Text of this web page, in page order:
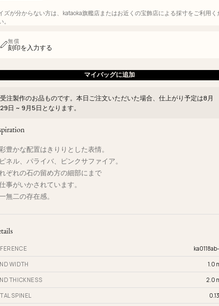
ズが分からない方は、kataoka旗艦店またはお近くの宝飾店による採寸をご利用く
。
無償
刻印を入力する
マイバッグに追加
受注製作のお品ものです。本日ご注文いただいた場合、仕上がり予定は8月
29日 ~ 9月5日 となります。
豊かな配置はきりりとした表情。
ネル、パライバ、ピンクサファイア。
ぞれの石の留め方の細部にまで
事がいかされています。
無二の存在感。
WIDTH 1.0
THICKNESS 2.0
SPINEL